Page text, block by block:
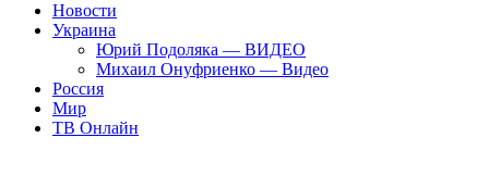
Новости
Украина
Юрий Подоляка — ВИДЕО
Михаил Онуфриенко — Видео
Россия
Мир
ТВ Онлайн